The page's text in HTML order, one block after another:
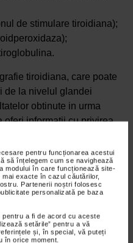
pentru funcționarea acestui
să înțelegem cum se navighează
modului în care funcționează site-
exacte în cazul căutărilor,
Partenerii noștri folosesc
personalizată pe baza
pentru a fi de acord cu aceste
setările” pentru a vă
și, în special, vă puteți
în orice moment.
de stimulare tiroidiana);
tiroidiana, care poate
de la nivelul glandei
obtinute in urma
oferi informatii cu privirea
in buna
Tocmai de aceea,
l-tirozina, extract
D. Impreuna,